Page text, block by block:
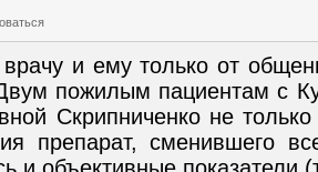
и ему только от
пожилым пациентам с
Скрипниченко не
препарат, сменившего